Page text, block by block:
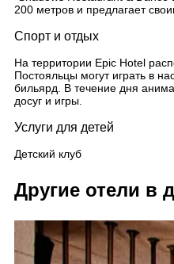
200 метров и предлагает
Спорт и отдых
На территории Epic Hotel
Постояльцы могут играть в
бильярд. В течение дня
досуг и игры.
Услуги для детей
Детский клуб
Другие отели в